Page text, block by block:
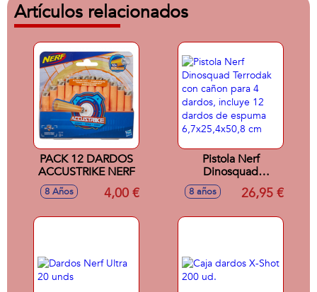
Artículos relacionados
PACK 12 DARDOS
ACCUSTRIKE NERF
8 Años 4,00 €
Pistola Nerf
Dinosquad
Terrodak con cañon
para 4 dardos,
8 años 26,95 €